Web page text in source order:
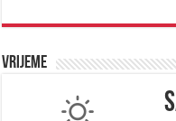
Vrijeme